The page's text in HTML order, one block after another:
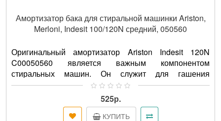
Амортизатор бака для стиральной машинки Ariston,
Merloni, Indesit 100/120N средний, 050560
Оригинальный амортизатор Ariston Indesit 120N
C00050560 является важным компонентом
стиральных машин. Он служит для гашения
вибраций прибора.Аналогичные коды пр..
525р.
КУПИТЬ